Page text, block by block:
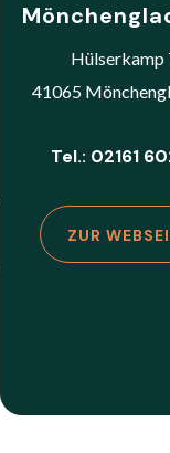
Hülserkamp
41065
Tel.: 02161
ZUR